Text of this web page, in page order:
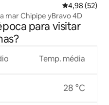
4,98 de uma
4,98 (52)
mar Chipipe yBravo 4D
para visitar
Temp. média
28 °C